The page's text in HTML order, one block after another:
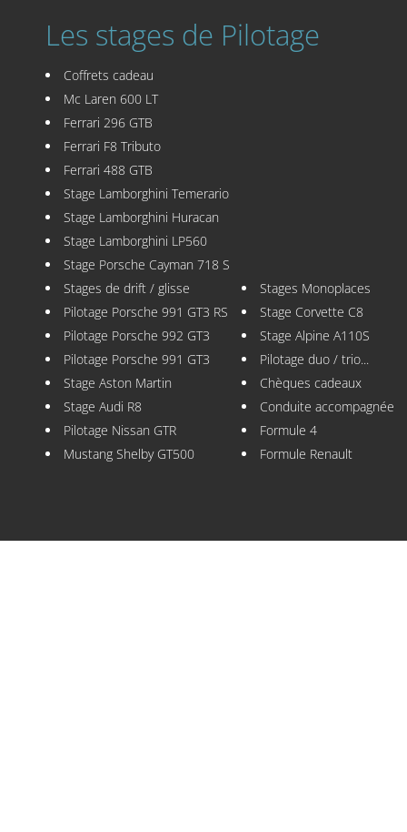
Les stages de Pilotage
Coffrets cadeau
Mc Laren 600 LT
Ferrari 296 GTB
Ferrari F8 Tributo
Ferrari 488 GTB
Stage Lamborghini Temerario
Stage Lamborghini Huracan
Stage Lamborghini LP560
Stage Porsche Cayman 718 S
Stages de drift / glisse
Pilotage Porsche 991 GT3 RS
Pilotage Porsche 992 GT3
Pilotage Porsche 991 GT3
Stage Aston Martin
Stage Audi R8
Pilotage Nissan GTR
Mustang Shelby GT500
Stages Monoplaces
Stage Corvette C8
Stage Alpine A110S
Pilotage duo / trio...
Chèques cadeaux
Conduite accompagnée
Formule 4
Formule Renault